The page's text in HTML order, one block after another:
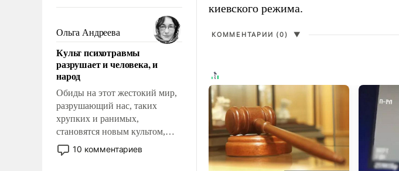
сложна и амбициозна. Однако
и ее реализация радикально
поднимет наши боевые
возможности.
Ольга Андреева
Культ психотравмы
разрушает и человека, и
народ
Обиды на этот жестокий мир,
разрушающий нас, таких
хрупких и ранимых,
становятся новым культом,
постепенно вытесняя и
отменяя традиционное
10 комментариев
киевского режима.
КОММЕНТАРИИ (0) ▼